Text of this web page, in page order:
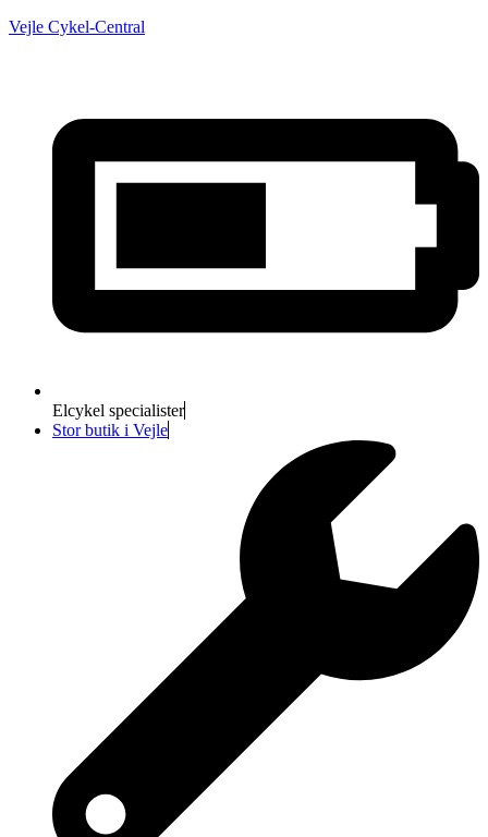
Vejle Cykel-Central
Elcykel specialister
Stor butik i Vejle